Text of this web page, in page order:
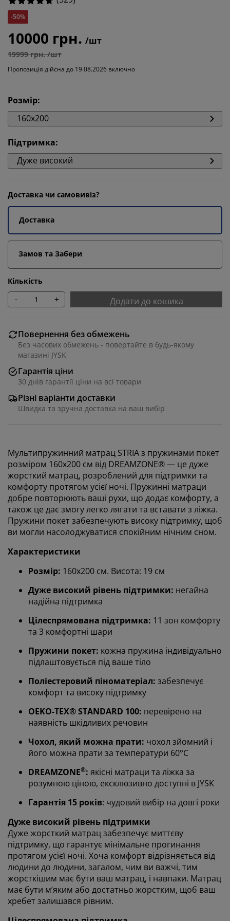
-50%
10000 грн. /шт
19999 грн. /шт
Пропозиція дійсна до 19.08.2026 включно
Розмір:
160x200
Підтримка:
Дуже високий
Доставка чи самовивіз?
Доставка
Замов та Забери
Кількість
- + Додати до кошика
Повернення без обмежень
Без часових обмежень - повертайте в будь-якому
магазині JYSK
Гарантія ціни
30 днів гарантії ціни на всі товари
Різні варіанти доставки
Швидка та зручна доставка на ваш вибір
Мультипружинний матрац STRIA з пружинами покет
розміром 160x200 см від DREAMZONE® — це дуже
жорсткий матрац, розроблений для підтримки та
комфорту протягом усієї ночі. Пружинні матраци
добре повторюють ваші рухи, що додає комфорту, а
також це дає змогу легко лягати та вставати з ліжка.
Пружини покет забезпечують високу підтримку, щоб
ви могли насолоджуватися спокійним нічним сном.
Характеристики
Розмір: 160х200 см. Висота: 19 см
Дуже високий рівень підтримки: негайна
надійна підтримка
Цілеспрямована підтримка: 11 зон комфорту
та 3 комфортні шари
Пружини покет: кожна пружина індивідуально
підлаштовується під ваше тіло
Поліестеровий піноматеріал: забезпечує
комфорт та високу підтримку
OEKO-TEX® STANDARD 100: перевірено на
наявність шкідливих речовин
Чохол, який можна прати: чохол зйомний і
його можна прати за температури 60°C
DREAMZONE®: якісні матраци та ліжка за
розумною ціною, ексклюзивно доступні в JYSK
Гарантія 15 років: чудовий вибір на довгі роки
Дуже високий рівень підтримки
Дуже жорсткий матрац забезпечує миттєву
підтримку, що гарантує мінімальне прогинання
протягом усієї ночі. Хоча комфорт відрізняється від
людини до людини, загалом, чим ви важчі, тим
жорсткішим має бути ваш матрац, і навпаки. Матрац
має бути м’яким або достатньо жорстким, щоб ваш
хребет залишався рівним.
ідентифікатори, щоб забезпечити вам комфортне
відвідування нашого веб-сайту. Файли cookie
функціональності, статистики та відповідного
маркетингу.
Коли ви даєте згоду на Маркетингові файли cookie,
ми ділимося вашими даними перегляду з
маркетинговими партнерами (наприклад, Google,
Meta та TikTok) для показу персоналізованої та
статичної реклами. Ви можете дізнатися більше про
цілі в розділі «Змінити» та відкликати свою згоду,
натиснувши значок файлу cookie. Натискаючи
кнопку «Прийняти все», ви погоджуєтеся на всі три